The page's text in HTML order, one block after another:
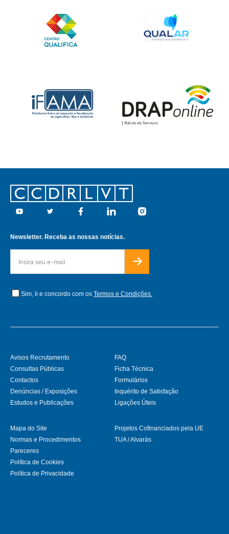
Footer
Youtube Twitter Facebook Linkedin Instagram
Newsletter. Receba as nossas notícias.
Sim, li e concordo com os Termos e Condições.
Avisos Recrutamento
Consultas Públicas
Contactos
Denúncias / Exposições
Estudos e Publicações
FAQ
Ficha Técnica
Formulários
Inquérito de Satisfação
Ligações Úteis
Mapa do Site
Normas e Procedimentos
Pareceres
Política de Cookies
Política de Privacidade
Projetos Cofinanciados pela UE
TUA / Alvarás